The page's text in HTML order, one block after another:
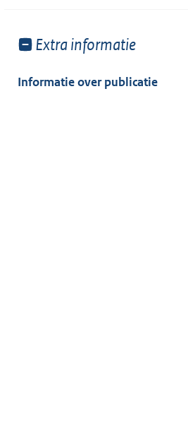
Toon
van:
Extra informatie
Informatie over publicatie